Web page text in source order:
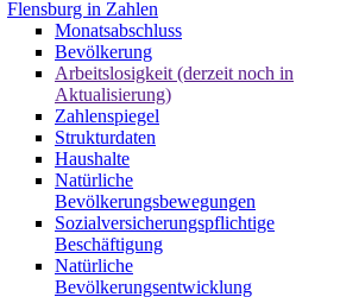
Flensburg in Zahlen
Monatsabschluss
Bevölkerung
Arbeitslosigkeit (derzeit noch in
Aktualisierung)
Zahlenspiegel
Strukturdaten
Haushalte
Natürliche
Bevölkerungsbewegungen
Sozialversicherungspflichtige
Beschäftigung
Natürliche
Bevölkerungsentwicklung